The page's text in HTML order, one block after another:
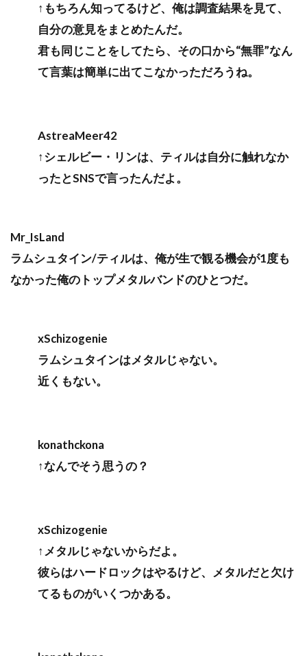
↑もちろん知ってるけど、俺は調査結果を見て、
自分の意見をまとめたんだ。
君も同じことをしてたら、その口から“無罪”なん
て言葉は簡単に出てこなかっただろうね。
AstreaMeer42
↑シェルビー・リンは、ティルは自分に触れなか
ったとSNSで言ったんだよ。
Mr_IsLand
ラムシュタイン/ティルは、俺が生で観る機会が1度も
なかった俺のトップメタルバンドのひとつだ。
xSchizogenie
ラムシュタインはメタルじゃない。
近くもない。
konathckona
↑なんでそう思うの？
xSchizogenie
↑メタルじゃないからだよ。
彼らはハードロックはやるけど、メタルだと欠け
てるものがいくつかある。